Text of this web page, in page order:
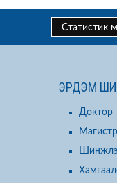
ЭРДЭМ
Доктор
Магистр